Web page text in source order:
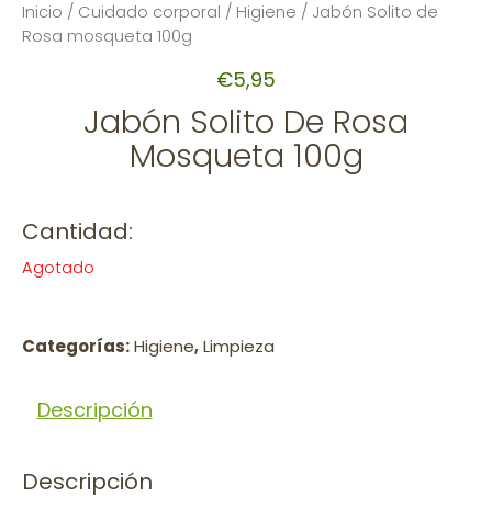
Inicio / Cuidado corporal / Higiene / Jabón Solito de
Rosa mosqueta 100g
€5,95
Jabón Solito De Rosa
Mosqueta 100g
Cantidad:
Agotado
Categorías:Higiene,Limpieza
Descripción
Descripción